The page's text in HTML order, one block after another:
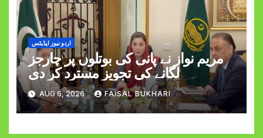
اردو نیوز اپڈیٹس
مریم نواز نے پانی کی بوتلوں پر چارجز
لگانے کی تجویز مسترد کر دی
AUG 6, 2026 FAISAL BUKHARI